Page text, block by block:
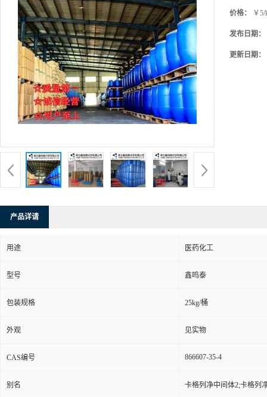
价格： ￥5/
发布日期：
更新日期：
产品详请
用途 医药化工
型号 鑫鸣泰
包装规格 25kg/桶
外观 见实物
CAS编号 866607-35-4
别名 卡格列净中间体2;卡格列